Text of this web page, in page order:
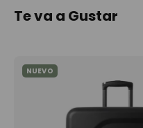
Te va a Gustar
NUEVO